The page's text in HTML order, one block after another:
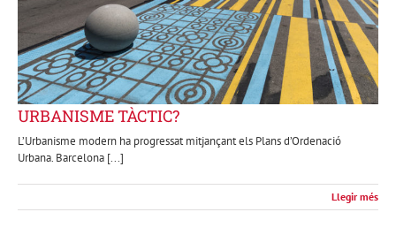
URBANISME TÀCTIC?
L’Urbanisme modern ha progressat mitjançant els Plans d’Ordenació
Urbana. Barcelona [...]
Llegir més